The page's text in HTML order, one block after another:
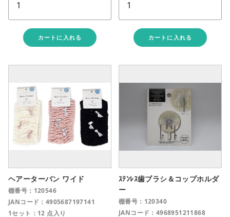
カートに入れる カートに入れる
ヘアーターバン ワイド
棚番号：120546
JANコード：4905687197141
1セット：12 点入り
ｽﾃﾝﾚｽ歯ブラシ＆コップホルダ
ー
棚番号：120340
JANコード：4968951211868